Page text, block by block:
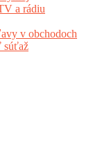
a rádiu
v obchodoch
súťaž